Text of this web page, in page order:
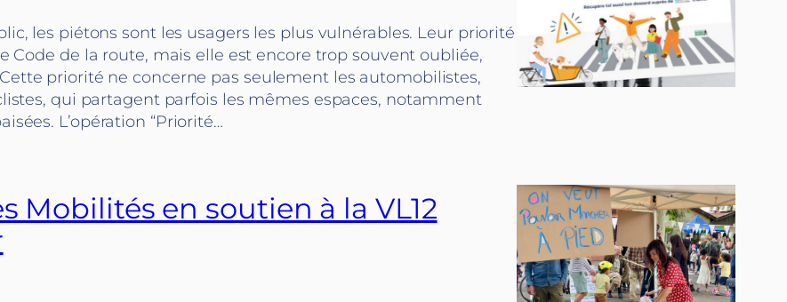
les piétons sont les usagers les plus vulnérables. Leur priorité
Code de la route, mais elle est encore trop souvent oubliée,
priorité ne concerne pas seulement les automobilistes,
qui partagent parfois les mêmes espaces, notamment
L’opération “Priorité…
Mobilités en soutien à la VL12